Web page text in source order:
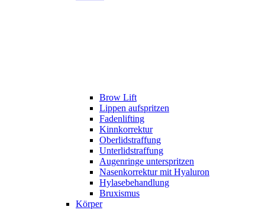
Brow Lift
Lippen aufspritzen
Fadenlifting
Kinn­korrektur
Oberlidstraffung
Unterlidstraffung
Augenringe unterspritzen
Nasenkorrektur mit Hyaluron
Hylasebehandlung
Bruxismus
Körper